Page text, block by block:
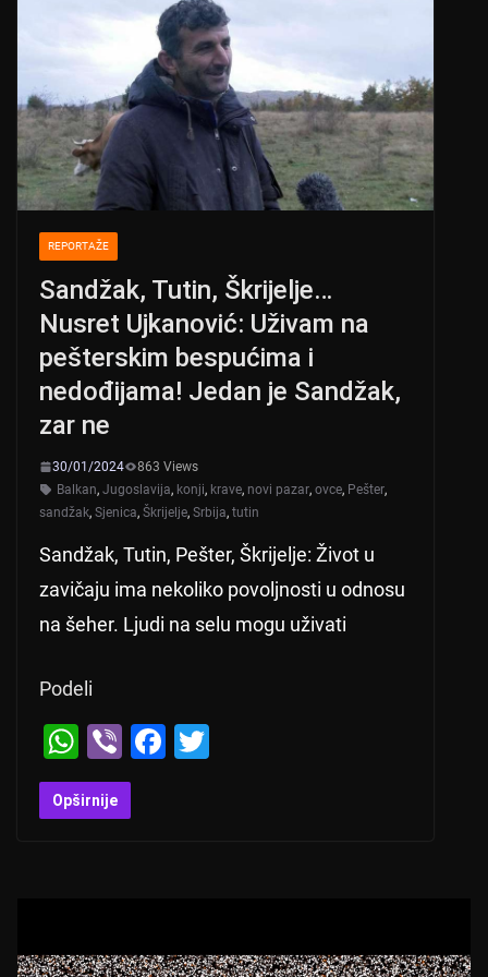
REPORTAŽE
Sandžak, Tutin, Škrijelje…
Nusret Ujkanović: Uživam na
pešterskim bespućima i
nedođijama! Jedan je Sandžak,
zar ne
30/01/2024
863 Views
Balkan, Jugoslavija, konji, krave, novi pazar, ovce, Pešter,
sandžak, Sjenica, Škrijelje, Srbija, tutin
Sandžak, Tutin, Pešter, Škrijelje: Život u
zavičaju ima nekoliko povoljnosti u odnosu
na šeher. Ljudi na selu mogu uživati
Podeli
W
h
at
p
Vi
b
er
F
o
Opširnije